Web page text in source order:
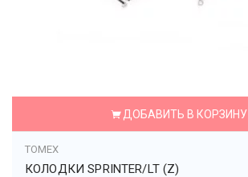
ДОБАВИТЬ В КОРЗИНУ
TOMEX
КОЛОДКИ SPRINTER/LT (Z)